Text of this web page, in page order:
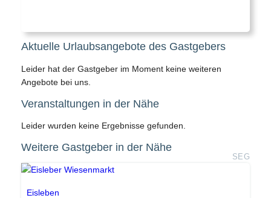
Aktuelle Urlaubsangebote des Gastgebers
Leider hat der Gastgeber im Moment keine weiteren
Angebote bei uns.
Veranstaltungen in der Nähe
Leider wurden keine Ergebnisse gefunden.
Weitere Gastgeber in der Nähe
SEG
Eisleben